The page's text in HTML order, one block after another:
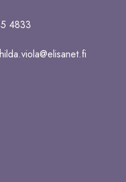
4833
hilda.viola@elisanet.fi